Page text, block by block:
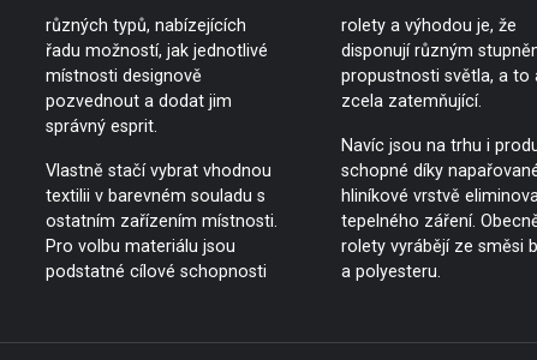
různých typů, nabízejících
řadu možností, jak jednotlivé
místnosti designově
pozvednout a dodat jim
správný esprit.
Vlastně stačí vybrat vhodnou
textilii v barevném souladu s
ostatním zařízením místnosti.
Pro volbu materiálu jsou
podstatné cílové schopnosti
rolety a výhodou je, že
disponují různým
propustnosti světla, a to
zcela zatemňující.
Navíc jsou na trhu i
schopné díky
hliníkové vrstvě
tepelného záření.
rolety vyrábějí ze směsi
a polyesteru.